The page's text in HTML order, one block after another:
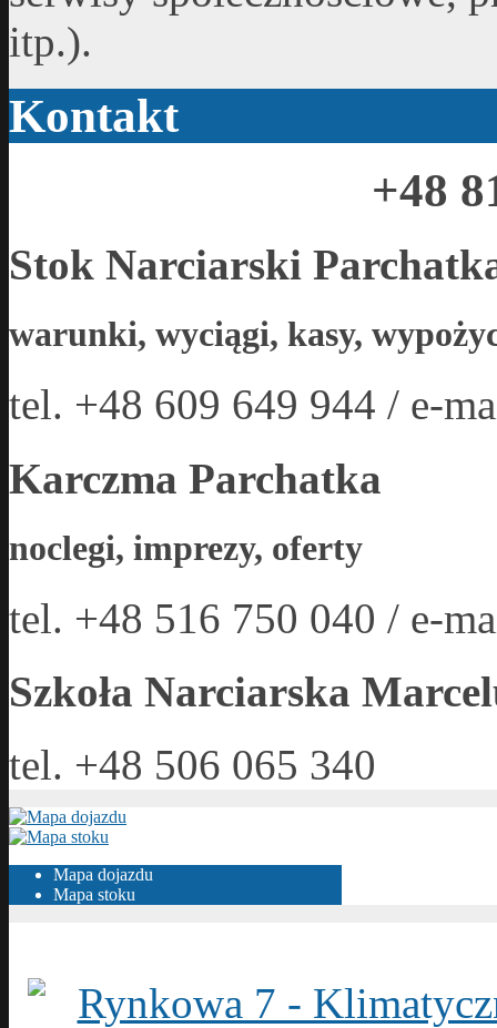
itp.).
Kontakt
+48
Stok Narciarski
warunki, wyciągi, kasy,
tel. +48 609 649 944 / e-
Karczma Parchatka
noclegi, imprezy, oferty
tel. +48 516 750 040 / e-
Szkoła Narciarska
tel. +48 506 065 340
Mapa dojazdu
Mapa stoku